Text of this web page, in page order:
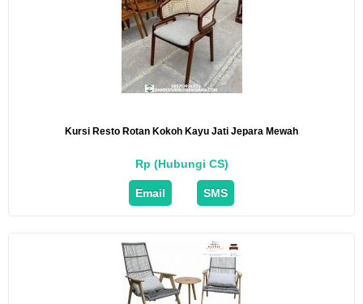
Kursi Resto Rotan Kokoh Kayu Jati Jepara Mewah
Rp (Hubungi CS)
Email SMS